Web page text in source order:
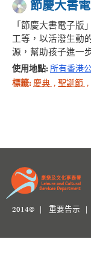
節慶大書
「節慶大書電子
工等，以活潑生動
源，幫助孩子進一
使用地點: 所有香港
標籤: 慶典 , 聖誕節 ,
2014© | 重要告示